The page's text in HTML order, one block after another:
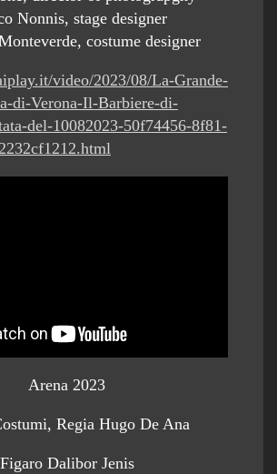
Nonnis, stage designer
costume designer
video/2023/08/La-Grande-
di-Verona-Il-Barbiere-di-
del-10082023-50f74456-8f81-
Arena 2023
Regia Hugo De Ana
Figaro Dalibor Jenis